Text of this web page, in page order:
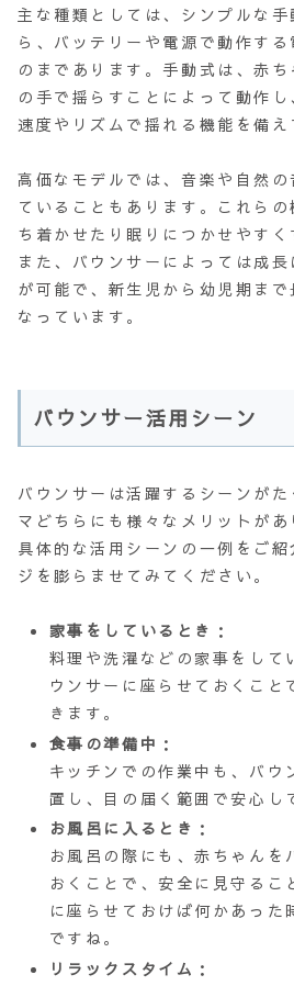
主な種類としては、シンプルな
ら、バッテリーや電源で動作す
のまであります。手動式は、赤
の手で揺らすことによって動作
速度やリズムで揺れる機能を備え
高価なモデルでは、音楽や自然
ていることもあります。これら
ち着かせたり眠りにつかせやすく
また、バウンサーによっては成
が可能で、新生児から幼児期ま
なっています。
バウンサー活用シーン
バウンサーは活躍するシーンが
マどちらにも様々なメリットがあ
具体的な活用シーンの一例をご
ジを膨らませてみてください。
家事をしているとき ：
料理や洗濯などの家事をして
ウンサーに座らせておくこと
きます。
食事の準備中 ：
キッチンでの作業中も、バウ
置し、目の届く範囲で安心し
お風呂に入るとき ：
お風呂の際にも、赤ちゃんを
おくことで、安全に見守るこ
に座らせておけば何かあった
ですね。
リラックスタイム ：